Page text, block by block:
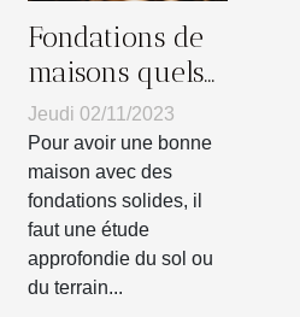
Fondations de
maisons quels
sont les
matériaux
indispensables ?
Jeudi 02/11/2023
Pour avoir une bonne
maison avec des
fondations solides, il
faut une étude
approfondie du sol ou
du terrain...